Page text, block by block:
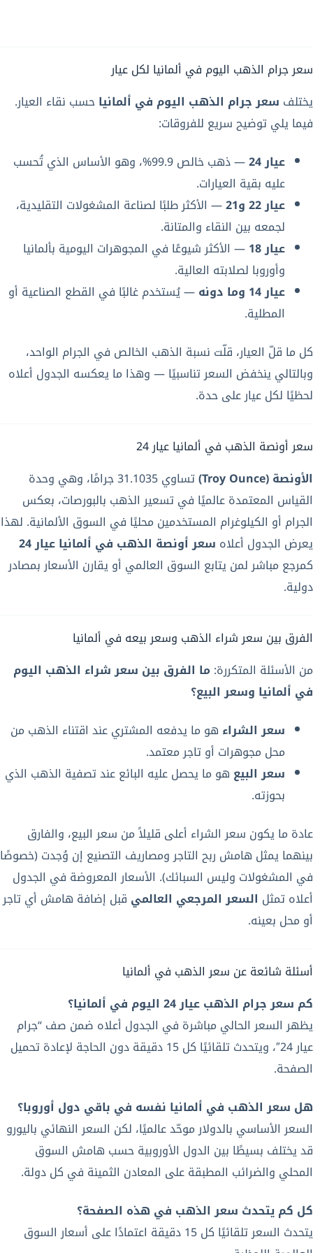
سعر جرام الذهب اليوم في ألمانيا لكل عيار
يختلف سعر جرام الذهب اليوم في ألمانياحسب نقاء العيار.
فيما يلي توضيح سريع للفروقات:
عيار 24
— ذهب خالص 99.9%، وهو الأساس الذي تُحسب
عليه بقية العيارات.
عيار 22 و21
— الأكثر طلبًا لصناعة المشغولات التقليدية،
لجمعه بين النقاء والمتانة.
عيار 18
— الأكثر شيوعًا في المجوهرات اليومية بألمانيا
وأوروبا لصلابته العالية.
عيار 14 وما دونه
— يُستخدم غالبًا في القطع الصناعية أو
المطلية.
كل ما قلّ العيار، قلّت نسبة الذهب الخالص في الجرام الواحد،
وبالتالي ينخفض السعر تناسبيًا — وهذا ما يعكسه الجدول أعلاه
لحظيًا لكل عيار على حدة.
سعر أونصة الذهب في ألمانيا عيار 24
الأونصة (Troy Ounce)
تساوي 31.1035 جرامًا، وهي وحدة
القياس المعتمدة عالميًا في تسعير الذهب بالبورصات، بعكس
الجرام أو الكيلوغرام المستخدمين محليًا في السوق الألمانية. لهذا
يعرض الجدول أعلاه سعر أونصة الذهب في ألمانيا عيار 24
كمرجع مباشر لمن يتابع السوق العالمي أو يقارن الأسعار بمصادر
دولية.
الفرق بين سعر شراء الذهب وسعر بيعه في ألمانيا
من الأسئلة المتكررة: ما الفرق بين سعر شراء الذهب اليوم
في ألمانيا وسعر البيع؟
سعر الشراء هو ما يدفعه المشتري عند اقتناء الذهب من
محل مجوهرات أو تاجر معتمد.
سعر البيع هو ما يحصل عليه البائع عند تصفية الذهب الذي
بحوزته.
عادة ما يكون سعر الشراء أعلى قليلاً من سعر البيع، والفارق
بينهما يمثل هامش ربح التاجر ومصاريف التصنيع إن وُجدت (خصوصًا
في المشغولات وليس السبائك). الأسعار المعروضة في الجدول
أعلاه تمثل السعر المرجعي العالمي قبل إضافة هامش أي تاجر
أو محل بعينه.
أسئلة شائعة عن سعر الذهب في ألمانيا
كم سعر جرام الذهب عيار 24 اليوم في ألمانيا؟
يظهر السعر الحالي مباشرة في الجدول أعلاه ضمن صف “جرام
عيار 24″، ويتحدث تلقائيًا كل 15 دقيقة دون الحاجة لإعادة تحميل
الصفحة.
هل سعر الذهب في ألمانيا نفسه في باقي دول أوروبا؟
السعر الأساسي بالدولار موحّد عالميًا، لكن السعر النهائي باليورو
قد يختلف بسيطًا بين الدول الأوروبية حسب هامش السوق
المحلي والضرائب المطبقة على المعادن الثمينة في كل دولة.
كل كم يتحدث سعر الذهب في هذه الصفحة؟
يتحدث السعر تلقائيًا كل 15 دقيقة اعتمادًا على أسعار السوق